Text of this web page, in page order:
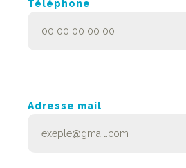
Téléphone
Adresse mail